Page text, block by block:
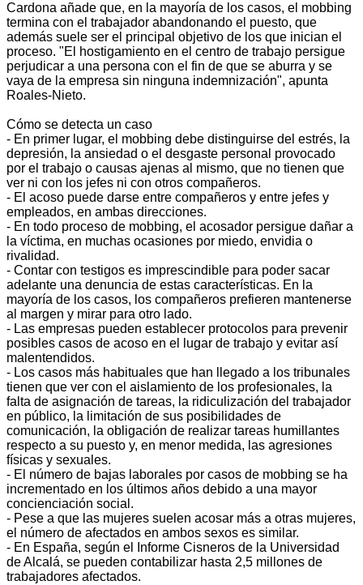
Cardona añade que, en la mayoría de los casos, el mobbing
termina con el trabajador abandonando el puesto, que
además suele ser el principal objetivo de los que inician el
proceso. "El hostigamiento en el centro de trabajo persigue
perjudicar a una persona con el fin de que se aburra y se
vaya de la empresa sin ninguna indemnización", apunta
Roales-Nieto.
Cómo se detecta un caso
- En primer lugar, el mobbing debe distinguirse del estrés, la
depresión, la ansiedad o el desgaste personal provocado
por el trabajo o causas ajenas al mismo, que no tienen que
ver ni con los jefes ni con otros compañeros.
- El acoso puede darse entre compañeros y entre jefes y
empleados, en ambas direcciones.
- En todo proceso de mobbing, el acosador persigue dañar a
la víctima, en muchas ocasiones por miedo, envidia o
rivalidad.
- Contar con testigos es imprescindible para poder sacar
adelante una denuncia de estas características. En la
mayoría de los casos, los compañeros prefieren mantenerse
al margen y mirar para otro lado.
- Las empresas pueden establecer protocolos para prevenir
posibles casos de acoso en el lugar de trabajo y evitar así
malentendidos.
- Los casos más habituales que han llegado a los tribunales
tienen que ver con el aislamiento de los profesionales, la
falta de asignación de tareas, la ridiculización del trabajador
en público, la limitación de sus posibilidades de
comunicación, la obligación de realizar tareas humillantes
respecto a su puesto y, en menor medida, las agresiones
físicas y sexuales.
- El número de bajas laborales por casos de mobbing se ha
incrementado en los últimos años debido a una mayor
concienciación social.
- Pese a que las mujeres suelen acosar más a otras mujeres,
el número de afectados en ambos sexos es similar.
- En España, según el Informe Cisneros de la Universidad
de Alcalá, se pueden contabilizar hasta 2,5 millones de
trabajadores afectados.